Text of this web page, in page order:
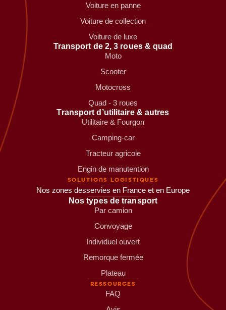
Voiture en panne
Voiture de collection
Voiture de luxe
Transport de 2, 3 roues & quad
Moto
Scooter
Motocross
Quad - 3 roues
Transport d’utilitaire & autres
Utilitaire & Fourgon
Camping-car
Tracteur agricole
Engin de manutention
SOLUTIONS LOGISTIQUES
Nos zones desservies en France et en Europe
Nos types de transport
Par camion
Convoyage
Individuel ouvert
Remorque fermée
Plateau
RESSOURCES
FAQ